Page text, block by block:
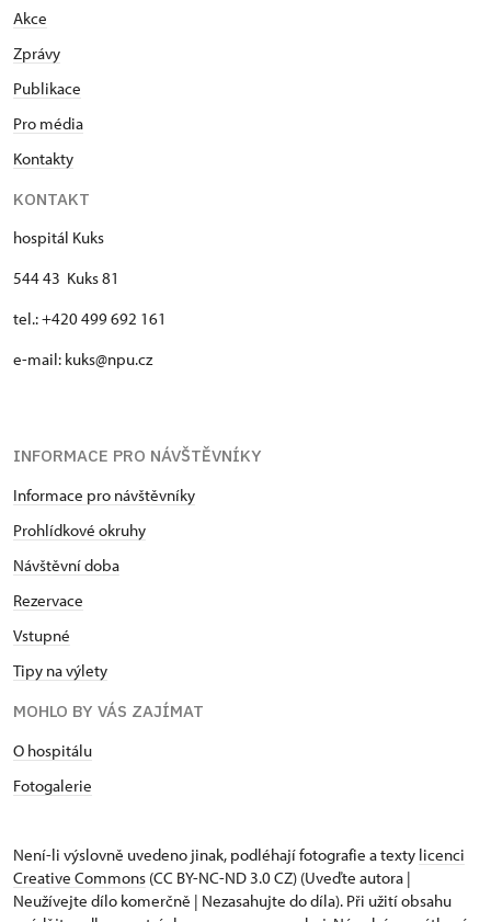
Akce
Zprávy
Publikace
Pro média
Kontakty
KONTAKT
hospitál Kuks
544 43 Kuks 81
tel.: +420 499 692 161
e-mail: kuks@npu.cz
INFORMACE PRO NÁVŠTĚVNÍKY
Informace pro návštěvníky
Prohlídkové okruhy
Návštěvní doba
Rezervace
Vstupné
Tipy na výlety
MOHLO BY VÁS ZAJÍMAT
O hospitálu
Fotogalerie
Není-li výslovně uvedeno jinak, podléhají fotografie a texty licenci
Creative Commons (CC BY-NC-ND 3.0 CZ) (Uveďte autora |
Neužívejte dílo komerčně | Nezasahujte do díla). Při užití obsahu